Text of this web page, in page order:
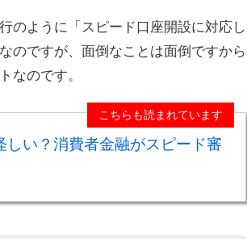
のように「スピード口座開設に対応し
のですが、面倒なことは面倒ですから
なのです。
こちらも読まれています
い？消費者金融がスピード審